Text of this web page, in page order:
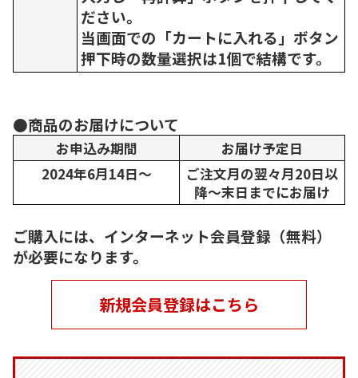
ださい。
当画面での「カートに入れる」ボタン
押下時の数量選択は1個で結構です。
●商品のお届けについて
お申込み期間
お届け予定日
2024年6月14日～
ご注文月の翌々月20日以
降～末日までにお届け
ご購入には、インターネット会員登録（無料）
が必要になります。
新規会員登録はこちら